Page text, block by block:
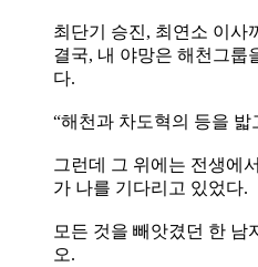
최단기 승진, 최연소 이사
결국, 내 야망은 해천그룹
다.
“해천과 차도혁의 등을
그런데 그 위에는 전생에
가 나를 기다리고 있었다.
모든 것을 빼앗겼던 한 남
오.